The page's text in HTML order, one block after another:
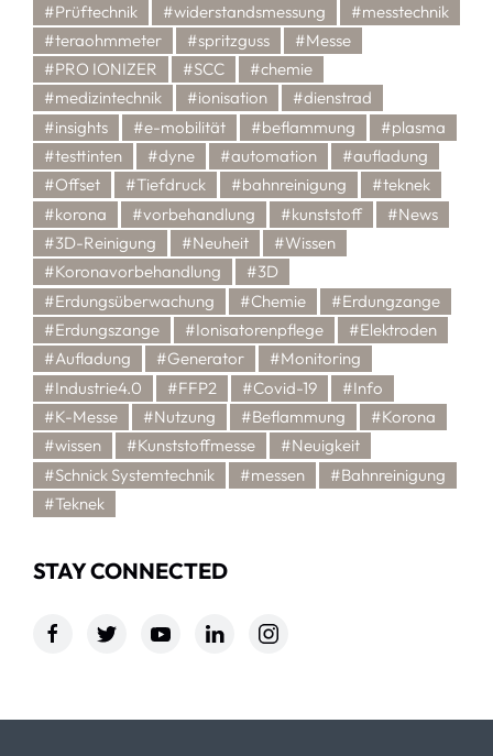
#Prüftechnik #widerstandsmessung
#messtechnik
#teraohmmeter
#spritzguss
#Messe
#PRO IONIZER
#SCC
#chemie
#medizintechnik
#ionisation
#dienstrad
#insights
#e-mobilität #beflammung
#plasma
#testtinten
#dyne #automation
#aufladung
#Offset
#Tiefdruck #bahnreinigung
#teknek
#korona
#vorbehandlung #kunststoff
#News
#3D-Reinigung
#Neuheit
#Wissen
#Koronavorbehandlung
#3D
#Erdungsüberwachung
#Chemie
#Erdungzange
#Erdungszange
#Ionisatorenpflege
#Elektroden
#Aufladung
#Generator
#Monitoring
#Industrie4.0
#FFP2 #Covid-19
#Info
#K-Messe
#Nutzung #Beflammung
#Korona
#wissen
#Kunststoffmesse
#Neuigkeit
#Schnick Systemtechnik
#messen
#Bahnreinigung
#Teknek
STAY CONNECTED